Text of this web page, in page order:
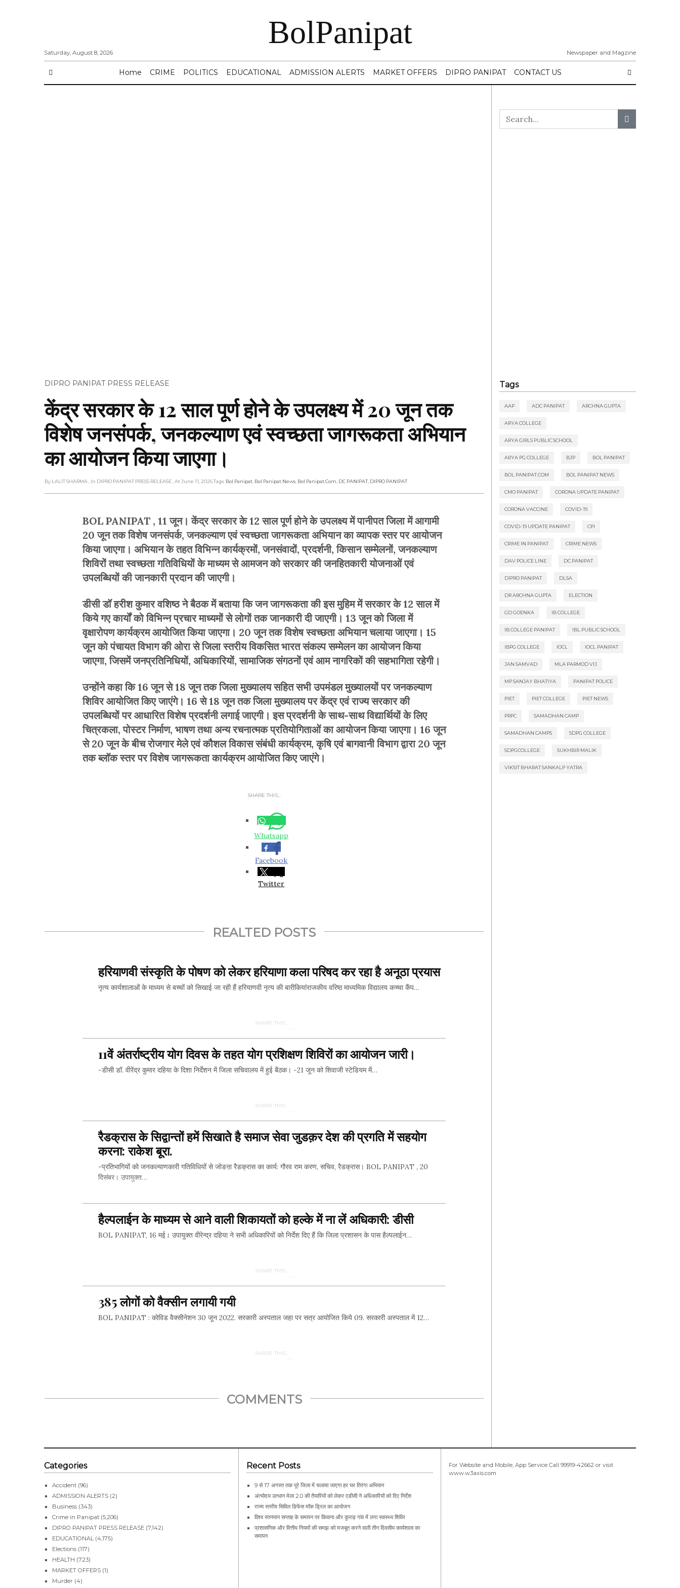
Saturday, August 8, 2026
BolPanipat
Newspaper and Magzine
Home CRIME POLITICS EDUCATIONAL ADMISSION ALERTS MARKET OFFERS DIPRO PANIPAT CONTACT US
DIPRO PANIPAT PRESS RELEASE
केंद्र सरकार के 12 साल पूर्ण होने के उपलक्ष्य में 20 जून तक
विशेष जनसंपर्क, जनकल्याण एवं स्वच्छता जागरूकता अभियान
का आयोजन किया जाएगा।
By LALIT SHARMA , In DIPRO PANIPAT PRESS RELEASE , At June 11, 2026Tags: Bol Panipat Bol Panipat News Bol Panipat.com DC PANIPAT DIPRO PANIPAT
BOL PANIPAT , 11 जून। केंद्र सरकार के 12 साल पूर्ण होने के उपलक्ष्य में पानीपत जिला में आगामी
20 जून तक विशेष जनसंपर्क, जनकल्याण एवं स्वच्छता जागरूकता अभियान का व्यापक स्तर पर आयोजन
किया जाएगा। अभियान के तहत विभिन्न कार्यक्रमों, जनसंवादों, प्रदर्शनी, किसान सम्मेलनों, जनकल्याण
शिविरों तथा स्वच्छता गतिविधियों के माध्यम से आमजन को सरकार की जनहितकारी योजनाओं एवं
उपलब्धियों की जानकारी प्रदान की जाएगी।
डीसी डॉ हरीश कुमार वशिष्ठ ने बैठक में बताया कि जन जागरूकता की इस मुहिम में सरकार के 12 साल में
किये गए कार्यों को विभिन्न प्रचार माध्यमों से लोगों तक जानकारी दी जाएगी। 13 जून को जिला में
वृक्षारोपण कार्यक्रम आयोजित किया जाएगा। 20 जून तक विशेष स्वच्छता अभियान चलाया जाएगा। 15
जून को पंचायत विभाग की ओरा से जिला स्तरीय विकसित भारत संकल्प सम्मेलन का आयोजन किया
जाएगा, जिसमें जनप्रतिनिधियों, अधिकारियों, सामाजिक संगठनों एवं आम नागरिकों की सहभागिता रहेगी।
उन्होंने कहा कि 16 जून से 18 जून तक जिला मुख्यालय सहित सभी उपमंडल मुख्यालयों पर जनकल्याण
शिविर आयोजित किए जाएंगे। 16 से 18 जून तक जिला मुख्यालय पर केंद्र एवं राज्य सरकार की
उपलब्धियों पर आधारित विशेष प्रदर्शनी लगाई जाएगी। इस प्रदर्शनी के साथ-साथ विद्यार्थियों के लिए
चित्रकला, पोस्टर निर्माण, भाषण तथा अन्य रचनात्मक प्रतियोगिताओं का आयोजन किया जाएगा। 16 जून
से 20 जून के बीच रोजगार मेले एवं कौशल विकास संबंधी कार्यक्रम, कृषि एवं बागवानी विभाग द्वारा 20 जून
तक ब्लॉक स्तर पर विशेष जागरूकता कार्यक्रम आयोजित किए जाएंगे।
SHARE THIS...
Whatsapp
Facebook
Twitter
REALTED POSTS
हरियाणवी संस्कृति के पोषण को लेकर हरियाणा कला परिषद कर रहा है अनूठा प्रयास
नृत्य कार्यशालाओं के माध्यम से बच्चों को सिखाई जा रही हैं हरियाणवी नृत्य की बारीकियांराजकीय वरिष्ठ माध्यमिक विद्यालय कच्चा कैंप…
SHARE THIS...
Whatsapp
Facebook
11वें अंतर्राष्ट्रीय योग दिवस के तहत योग प्रशिक्षण शिविरों का आयोजन जारी।
-डीसी डॉ. वीरेंद्र कुमार दहिया के दिशा निर्देशन में जिला सचिवालय में हुई बैठक। -21 जून को शिवाजी स्टेडियम में…
SHARE THIS...
Whatsapp
रैडक्रास के सिद्वान्तों हमें सिखाते है समाज सेवा जुडक़र देश की प्रगति में सहयोग
करना: राकेश बूरा.
-प्रतिभागियों को जनकल्याणकारी गतिविधियों से जोडऩा रैडक्रास का कार्य: गौरव राम करण, सचिव, रैडक्रास। BOL PANIPAT , 20
दिसंबर। उपायुक्त…
SHARE THIS...
Whatsapp
Twitter
हैल्पलाईन के माध्यम से आने वाली शिकायतों को हल्के में ना लें अधिकारी: डीसी
BOL PANIPAT, 16 मई। उपायुक्त वीरेन्द्र दहिया ने सभी अधिकारियों को निर्देश दिए हैं कि जिला प्रशासन के पास हैल्पलाईन…
SHARE THIS...
Facebook
385 लोगों को वैक्सीन लगायी गयी
BOL PANIPAT : कोविड वैक्सीनेशन 30 जून 2022. सरकारी अस्पताल जहा पर सत्र आयोजित किये 09. सरकारी अस्पताल में 12…
SHARE THIS...
Facebook
COMMENTS
Tags
AAP ADC PANIPAT ARCHNA GUPTA
ARYA COLLEGE
ARYA GIRLS PUBLIC SCHOOL
ARYA PG COLLEGE BJP BOL PANIPAT
BOL PANIPAT.COM BOL PANIPAT NEWS
CMO PANIPAT CORONA UPDATE PANIPAT
CORONA VACCINE COVID-19
COVID-19 UPDATE PANIPAT CPI
CRIME IN PANIPAT CRIME NEWS
DAV POLICE LINE DC PANIPAT
DIPRO PANIPAT DLSA
DR ARCHNA GUPTA ELECTION
GD GOENKA IB COLLEGE
IB COLLEGE PANIPAT IBL PUBLIC SCHOOL
IBPG COLLEGE IOCL IOCL PANIPAT
JAN SAMVAD MLA PARMOD VIJ
MP SANJAY BHATIYA PANIPAT POLICE
PIET PIET COLLEGE PIET NEWS
PRPC SAMADHAN CAMP
SAMADHAN CAMPS SDPG COLLEGE
SDPGCOLLEGE SUKHBIR MALIK
VIKSIT BHARAT SANKALP YATRA
Categories
Accident (96)
ADMISSION ALERTS (2)
Business (343)
Crime in Panipat (5,206)
DIPRO PANIPAT PRESS RELEASE (7,142)
EDUCATIONAL (4,175)
Elections (117)
HEALTH (723)
MARKET OFFERS (1)
Murder (4)
Recent Posts
9 से 17 अगस्त तक पूरे जिला में चलाया जाएगा हर घर तिरंगा अभियान
अंत्योदय उत्थान मेला 2.0 की तैयारियों को लेकर एडीसी ने अधिकारियों को दिए निर्देश
राज्य स्तरीय सिविल डिफेंस मॉक ड्रिल का आयोजन
विश्व स्तनपान सप्ताह के समापन पर किवाना और कुराड़ गांव में लगा स्वास्थ्य शिविर
प्रशासनिक और वित्तीय नियमों की समझ को मजबूत करने वाली तीन दिवसीय कार्यशाला का
समापन
For Website and Mobile, App Service Call 99919-42662 or visit
www.w3axis.com